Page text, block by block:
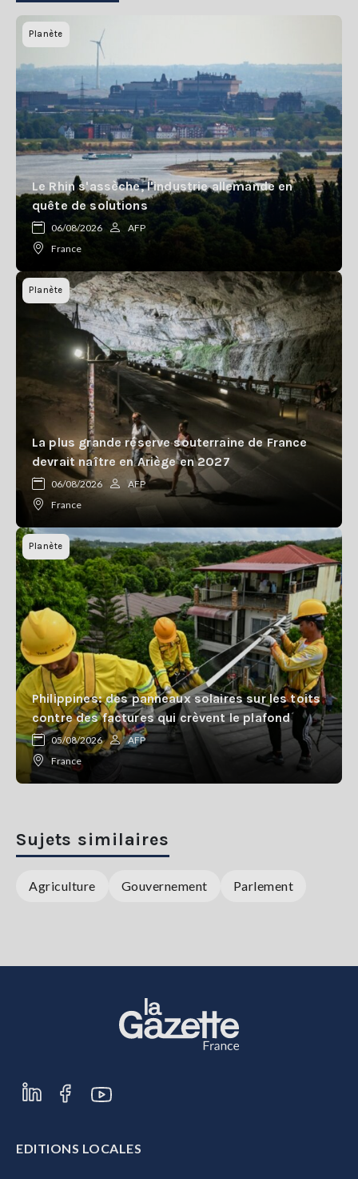
Planète
Le Rhin s'assèche, l'industrie allemande en
quête de solutions
06/08/2026
AFP
France
Planète
La plus grande réserve souterraine de France
devrait naître en Ariège en 2027
06/08/2026
AFP
France
Planète
Philippines: des panneaux solaires sur les toits
contre des factures qui crèvent le plafond
05/08/2026
AFP
France
Sujets similaires
Agriculture Gouvernement Parlement
EDITIONS LOCALES